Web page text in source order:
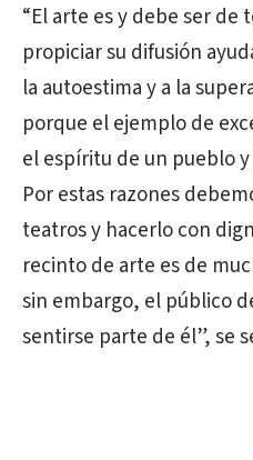
“El arte es y debe ser de
propiciar su difusión
la autoestima y a la
porque el ejemplo de
el espíritu de un pueblo
Por estas razones
teatros y hacerlo con
recinto de arte es de
sin embargo, el público
sentirse parte de él”, se